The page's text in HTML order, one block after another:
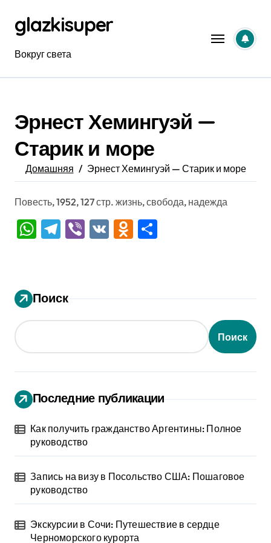
содержанию
glazkisuper
Вокруг света
Эрнест Хемингуэй —
Старик и море
Домашняя Эрнест Хемингуэй — Старик и море
Повесть, 1952, 127 стр. жизнь, свобода, надежда
WhatsApp
Telegram
Viber
VK Odnoklassniki
Поиск
Поиск
Последние публикации
Как получить гражданство Аргентины: Полное
руководство
Запись на визу в Посольство США: Пошаговое
руководство
Экскурсии в Сочи: Путешествие в сердце
Черноморского курорта